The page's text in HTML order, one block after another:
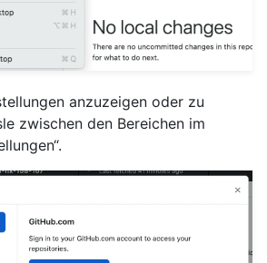
anzuzeigen oder zu
zwischen den Bereichen im